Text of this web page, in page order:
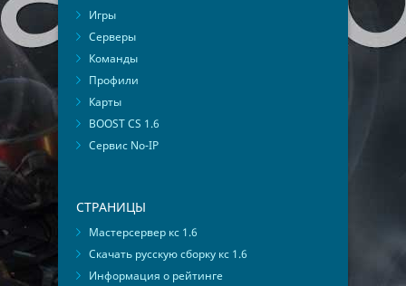
Игры
Серверы
Команды
Профили
Карты
BOOST CS 1.6
Сервис No-IP
СТРАНИЦЫ
Мастерсервер кс 1.6
Скачать русскую сборку кс 1.6
Информация о рейтинге